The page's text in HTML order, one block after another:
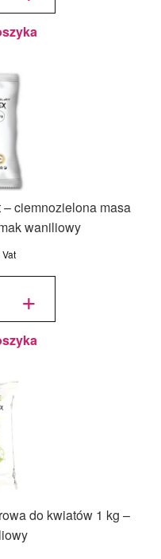
ciemnozielona masa
waniliowy
Vat
+
do kwiatów 1 kg –